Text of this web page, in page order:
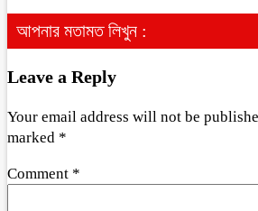
আপনার মতামত লিখুন :
Leave a Reply
Your email address will not be
marked *
Comment *